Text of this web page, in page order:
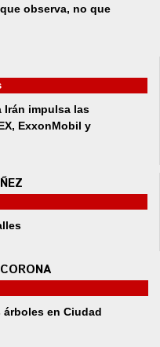
observa, no que
Irán impulsa las
ExxonMobil y
en Ciudad